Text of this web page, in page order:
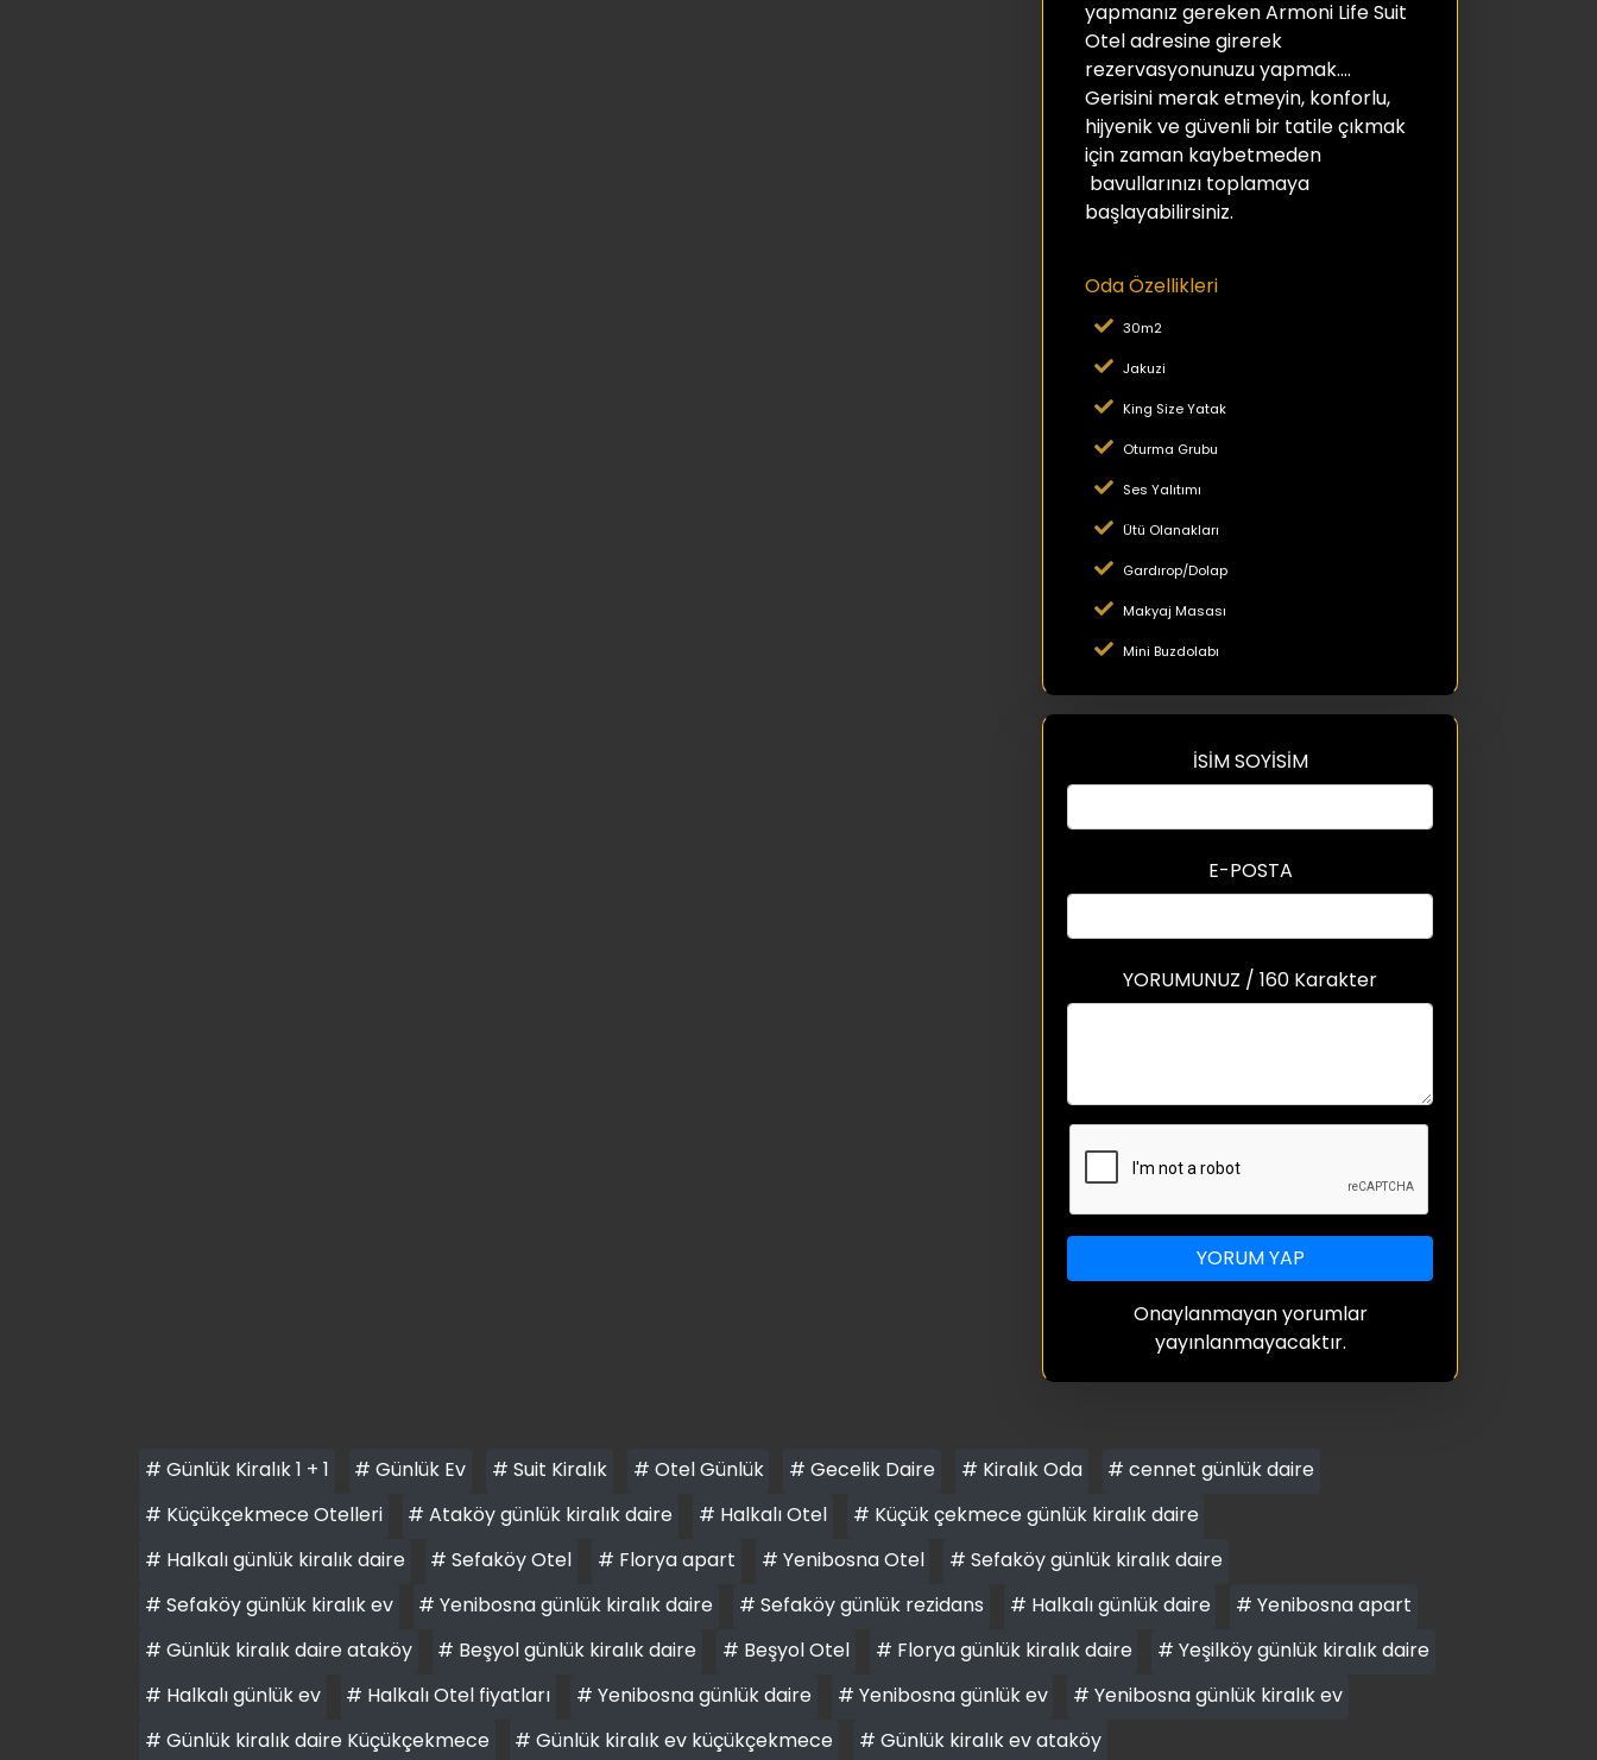
yapmanız gereken Armoni Life Suit
Otel adresine girerek
rezervasyonunuzu yapmak….
Gerisini merak etmeyin, konforlu,
hijyenik ve güvenli bir tatile çıkmak
için zaman kaybetmeden
bavullarınızı toplamaya
başlayabilirsiniz.
Oda Özellikleri
30m2
Jakuzi
King Size Yatak
Oturma Grubu
Ses Yalıtımı
Ütü Olanakları
Gardırop/Dolap
Makyaj Masası
Mini Buzdolabı
İSİM SOYİSİM
E-POSTA
YORUMUNUZ / 160 Karakter
YORUM YAP
Onaylanmayan yorumlar
yayınlanmayacaktır.
# Günlük Kiralık 1 + 1 # Günlük Ev # Suit Kiralık # Otel Günlük # Gecelik Daire # Kiralık Oda
# cennet günlük daire
# Küçükçekmece Otelleri
# Ataköy günlük kiralık daire # Halkalı Otel
# Küçük çekmece günlük kiralık daire
# Halkalı günlük kiralık daire
# Sefaköy Otel # Florya apart # Yenibosna Otel
# Sefaköy günlük kiralık daire
# Sefaköy günlük kiralık ev
# Yenibosna günlük kiralık daire # Sefaköy günlük rezidans # Halkalı günlük daire
# Yenibosna apart
# Günlük kiralık daire ataköy
# Beşyol günlük kiralık daire # Beşyol Otel # Florya günlük kiralık daire
# Yeşilköy günlük kiralık daire
# Halkalı günlük ev
# Halkalı Otel fiyatları # Yenibosna günlük daire # Yenibosna günlük ev
# Yenibosna günlük kiralık ev
# Günlük kiralık daire Küçükçekmece
# Günlük kiralık ev küçükçekmece # Günlük kiralık ev ataköy